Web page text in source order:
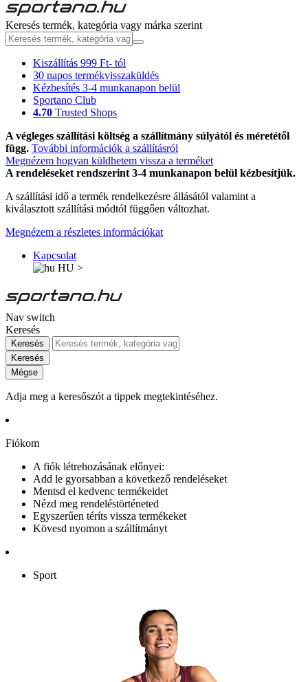
Keresés termék, kategória vagy márka szerint
Kiszállítás 999 Ft- tól
30 napos termékvisszaküldés
Kézbesítés 3-4 munkanapon belül
Sportano Club
4.70 Trusted Shops
A végleges szállítási költség a szállítmány súlyától és méretétől
függ. További információk a szállításról
Megnézem hogyan küldhetem vissza a terméket
A rendeléseket rendszerint 3-4 munkanapon belül kézbesítjük.
A szállítási idő a termék rendelkezésre állásától valamint a
kiválasztott szállítási módtól függően változhat.
Megnézem a részletes információkat
Kapcsolat
HU >
Nav switch
Keresés
Keresés
Keresés
Mégse
Adja meg a keresőszót a tippek megtekintéséhez.
Fiókom
A fiók létrehozásának előnyei:
Add le gyorsabban a következő rendeléseket
Mentsd el kedvenc termékeidet
Nézd meg rendeléstörténeted
Egyszerűen téríts vissza termékeket
Kövesd nyomon a szállítmányt
Sport